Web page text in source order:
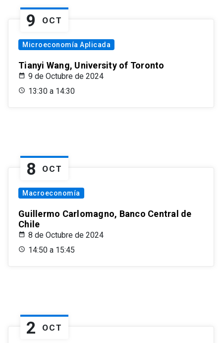
9 OCT
Microeconomía Aplicada
Tianyi Wang, University of Toronto
9 de Octubre de 2024
13:30 a 14:30
8 OCT
Macroeconomía
Guillermo Carlomagno, Banco Central de
Chile
8 de Octubre de 2024
14:50 a 15:45
2 OCT